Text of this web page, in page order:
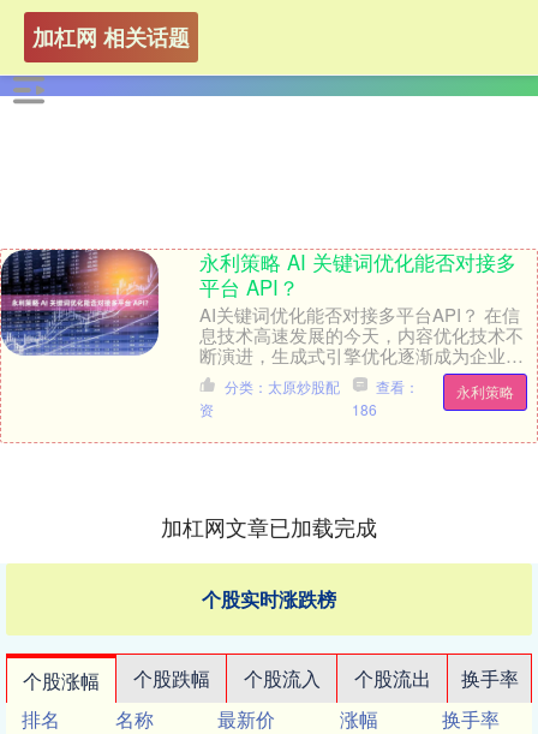
加杠网 相关话题
永利策略 AI 关键词优化能否对接多
平台 API？
AI关键词优化能否对接多平台API？ 在信
息技术高速发展的今天，内容优化技术不
断演进，生成式引擎优化逐渐成为企业提
升在线可见度的重要方式。许多企业关心
一个问题：....
永利策略
分类：太原炒股配
资
查看：
186
加杠网文章已加载完成
个股实时涨跌榜
个股涨幅 个股跌幅 个股流入 个股流出
换手率
排名
名称 最新价 涨幅
换手率